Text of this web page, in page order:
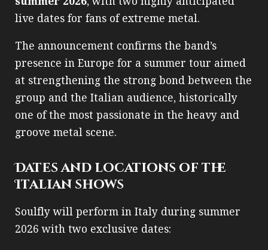
live dates for fans of extreme metal.
The announcement confirms the band’s
presence in Europe for a summer tour aimed
at strengthening the strong bond between the
group and the Italian audience, historically
one of the most passionate in the heavy and
groove metal scene.
Dates and locations of the
Italian shows
Soulfly will perform in Italy during summer
2026 with two exclusive dates: